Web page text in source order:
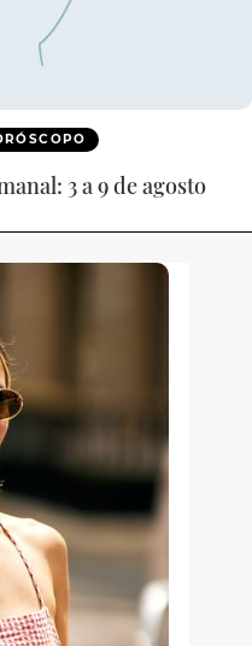
3 a 9 de agosto